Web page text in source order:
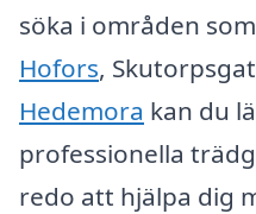
söka i områden som
Hofors,
Hedemora kan du
professionella
redo att hjälpa dig